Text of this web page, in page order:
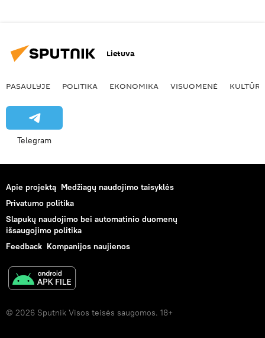
Lietuva
PASAULYJE POLITIKA EKONOMIKA VISUOMENĖ KULTŪRA
Telegram
Apie projektą Medžiagų naudojimo taisyklės
Privatumo politika
Slapukų naudojimo bei automatinio duomenų
išsaugojimo politika
Feedback Kompanijos naujienos
© 2026 Sputnik Visos teisės saugomos. 18+